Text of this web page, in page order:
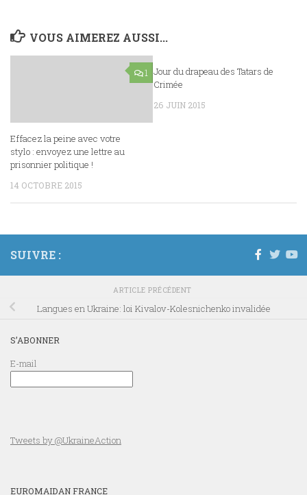
VOUS AIMEREZ AUSSI...
1
Effacez la peine avec votre
stylo : envoyez une lettre au
prisonnier politique !
14 OCTOBRE 2015
Jour du drapeau des Tatars de
Crimée
26 JUIN 2015
SUIVRE :
ARTICLE PRÉCÉDENT
Langues en Ukraine: loi Kivalov-Kolesnichenko invalidée
S’ABONNER
E-mail
Tweets by @UkraineAction
EUROMAIDAN FRANCE